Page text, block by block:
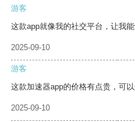
游客
这款app就像我的社交平台，让我
2025-09-10
游客
这款加速器app的价格有点贵，可
2025-09-10